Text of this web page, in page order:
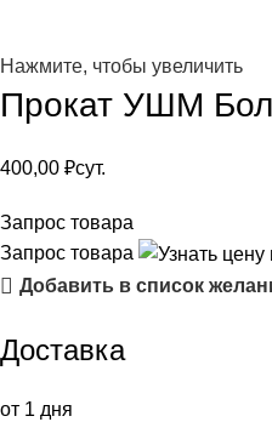
Нажмите, чтобы увеличить
Прокат УШМ
400,00 ₽сут.
Запрос товара
Запрос товара
Добавить в список
Доставка
от 1 дня